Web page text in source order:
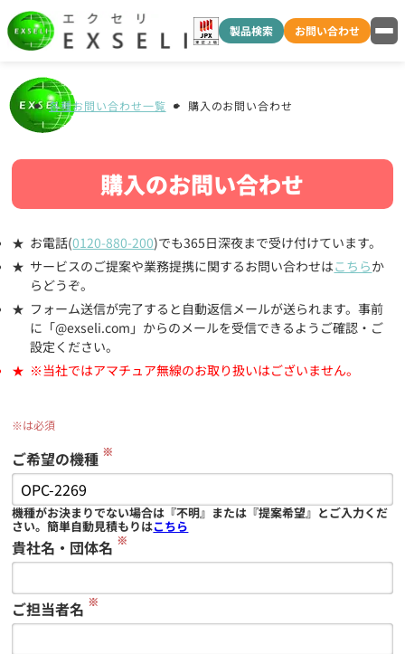
製品検索 お問い合わせ
各種お問い合わせ一覧 購入のお問い合わせ
購入のお問い合わせ
お電話(0120-880-200)でも365日深夜まで受け付けています。
サービスのご提案や業務提携に関するお問い合わせはこちらか
らどうぞ。
フォーム送信が完了すると自動返信メールが送られます。事前
に「@exseli.com」からのメールを受信できるようご確認・ご
設定ください。
※当社ではアマチュア無線のお取り扱いはございません。
※は必須
ご希望の機種 ※
機種がお決まりでない場合は『不明』または『提案希望』とご入力くだ
さい。簡単自動見積もりはこちら
貴社名・団体名 ※
ご担当者名 ※